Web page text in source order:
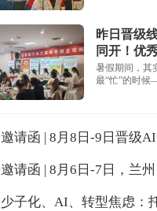
昨日晋级
同开！优
暑假期间，其
最“忙”的时
邀请函 | 8月8日-9日晋级
邀请函 | 8月6日-7日，兰州
少子化、AI、转型焦虑：